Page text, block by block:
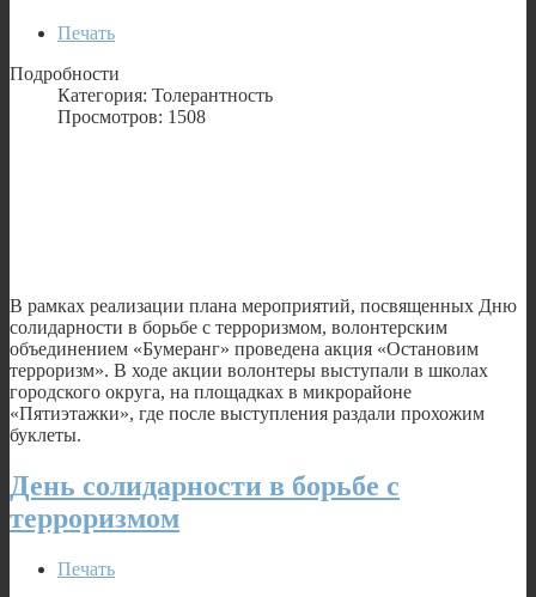
Печать
Подробности
Категория: Толерантность
Просмотров: 1508
В рамках реализации плана мероприятий, посвященных Дню
солидарности в борьбе с терроризмом, волонтерским
объединением «Бумеранг» проведена акция «Остановим
терроризм». В ходе акции волонтеры выступали в школах
городского округа, на площадках в микрорайоне
«Пятиэтажки», где после выступления раздали прохожим
буклеты.
День солидарности в борьбе с
терроризмом
Печать